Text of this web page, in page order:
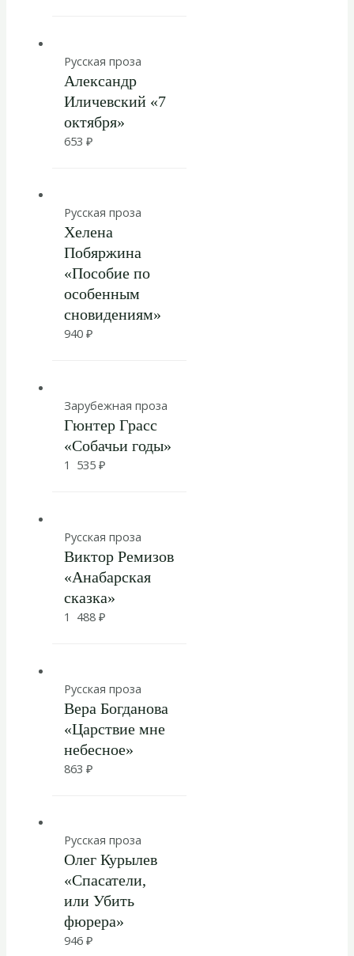
Русская проза
Александр
Иличевский «7
октября»
653 ₽
Русская проза
Хелена
Побяржина
«Пособие по
особенным
сновидениям»
940 ₽
Зарубежная проза
Гюнтер Грасс
«Собачьи годы»
1 535 ₽
Русская проза
Виктор Ремизов
«Анабарская
сказка»
1 488 ₽
Русская проза
Вера Богданова
«Царствие мне
небесное»
863 ₽
Русская проза
Олег Курылев
«Спасатели,
или Убить
фюрера»
946 ₽